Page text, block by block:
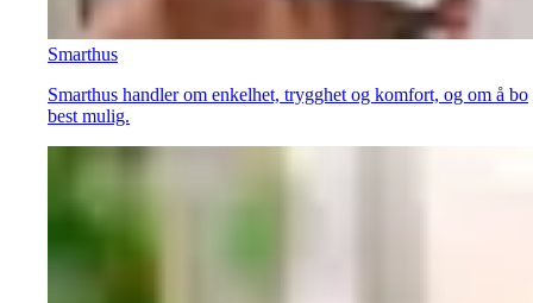
Smarthus
Smarthus handler om enkelhet, trygghet og komfort, og om å bo
best mulig.